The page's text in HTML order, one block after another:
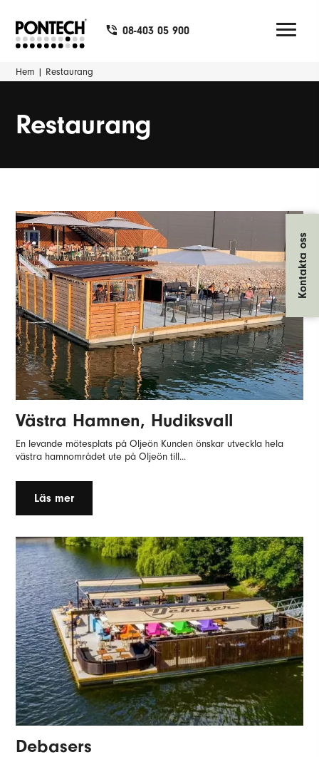
08-403 05 900
Hem | Restaurang
Restaurang
Västra Hamnen, Hudiksvall
En levande mötesplats på Oljeön Kunden önskar utveckla hela
västra hamnområdet ute på Oljeön till...
Läs mer
Debasers
Kontakta oss